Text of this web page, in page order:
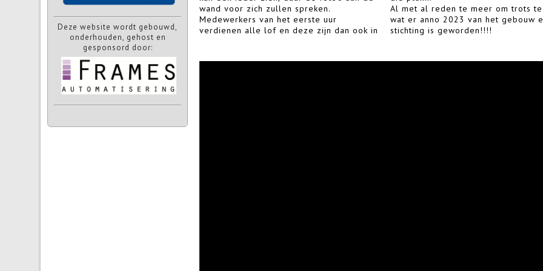
Deze website wordt gebouwd,
onderhouden, gehost en
gesponsord door:
wand voor zich zullen spreken.
Medewerkers van het eerste uur
verdienen alle lof en deze zijn dan ook in
Al met al reden te meer om trots
wat er anno 2023 van het gebouw
stichting is geworden!!!!